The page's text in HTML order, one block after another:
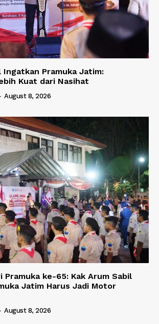
Ingatkan Pramuka Jatim:
Kuat dari Nasihat
August 8, 2026
Pramuka ke-65: Kak Arum Sabil
Jatim Harus Jadi Motor
August 8, 2026